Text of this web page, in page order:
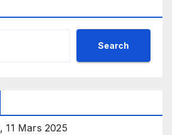
Search
11 Mars 2025